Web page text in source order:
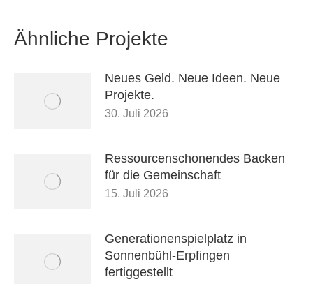
Ähnliche Projekte
Neues Geld. Neue Ideen. Neue
Projekte.
30. Juli 2026
Ressourcenschonendes Backen
für die Gemeinschaft
15. Juli 2026
Generationenspielplatz in
Sonnenbühl-Erpfingen
fertiggestellt